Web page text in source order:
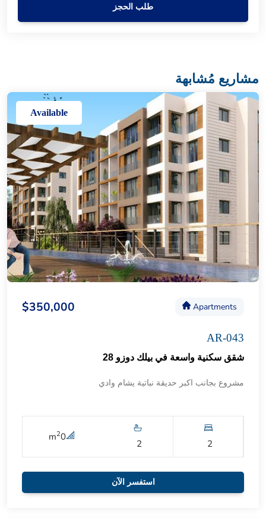
طلب الحجز
مشاريع مُشابهة
Available
Apartments
$350,000
AR-043
شقق سكنية واسعة في بيلك دوزو 28
مشروع بجانب اكبر حديقة نباتية يشام وادي
2
2
0
m2
استفسر الآن